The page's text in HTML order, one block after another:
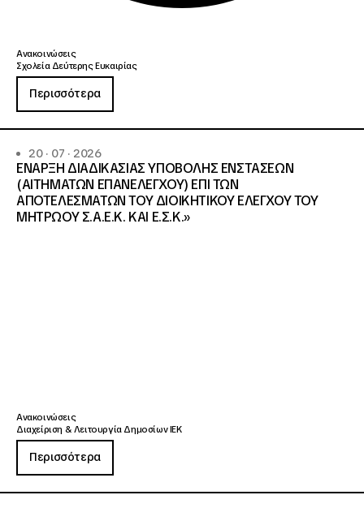
Ανακοινώσεις
Σχολεία Δεύτερης Ευκαιρίας
Περισσότερα
20 · 07 · 2026
ΕΝΑΡΞΗ ΔΙΑΔΙΚΑΣΙΑΣ ΥΠΟΒΟΛΗΣ ΕΝΣΤΑΣΕΩΝ
(ΑΙΤΗΜΑΤΩΝ ΕΠΑΝΕΛΕΓΧΟΥ) ΕΠΙ ΤΩΝ
ΑΠΟΤΕΛΕΣΜΑΤΩΝ ΤΟΥ ΔΙΟΙΚΗΤΙΚΟΥ ΕΛΕΓΧΟΥ ΤΟΥ
ΜΗΤΡΩΟΥ Σ.Α.Ε.Κ. ΚΑΙ Ε.Σ.Κ.»
Ανακοινώσεις
Διαχείριση & Λειτουργία Δημοσίων ΙΕΚ
Περισσότερα